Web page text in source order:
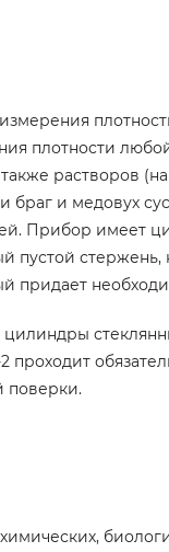
плотности
растворов
и медовух
Прибор имеет
пустой
придает
цилиндры
поверки.